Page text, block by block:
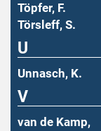
Töpfer, F.
Törsleff, S.
U
Unnasch, K.
V
van de Kamp,